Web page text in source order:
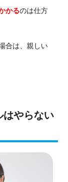
かるのは仕方
合は、親しい
はやらない